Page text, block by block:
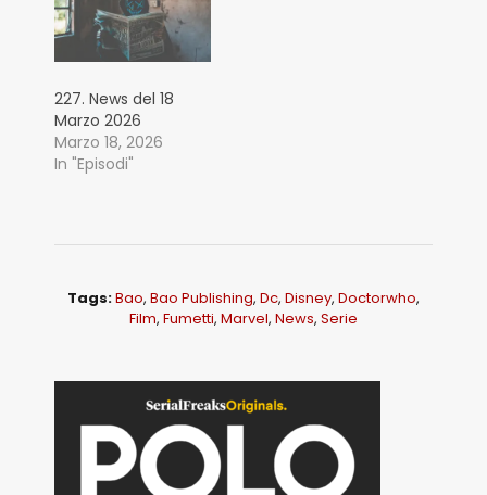
227. News del 18
Marzo 2026
Marzo 18, 2026
In "Episodi"
Tags:Bao, Bao Publishing, Dc, Disney, Doctorwho,
Film, Fumetti, Marvel, News, Serie